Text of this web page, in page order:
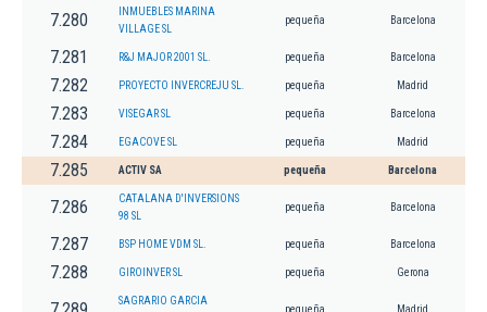
7.280
INMUEBLES MARINA
VILLAGE SL
pequeña Barcelona
7.281 R&J MAJOR 2001 SL. pequeña Barcelona
7.282 PROYECTO INVERCREJU SL. pequeña Madrid
7.283 VISEGAR SL pequeña Barcelona
7.284 EGACOVE SL pequeña Madrid
7.285 ACTIV SA pequeña Barcelona
7.286
CATALANA D'INVERSIONS
98 SL
pequeña Barcelona
7.287 BSP HOME VDM SL. pequeña Barcelona
7.288 GIROINVER SL pequeña Gerona
SAGRARIO GARCIA
pequeña Madrid